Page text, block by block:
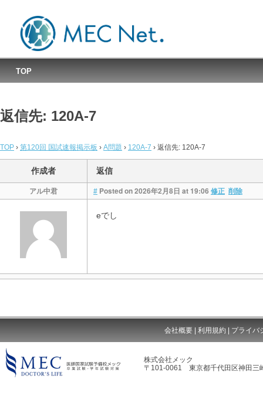
MEC国試速報掲示板
TOP
返信先: 120A-7
TOP › 第120回 国試速報掲示板 › A問題 › 120A-7 › 返信先: 120A-7
作成者 返信
アル中君 # Posted on 2026年2月8日 at 19:06 修正 削除
eでし
会社概要 | 利用規約 | プライバ
株式会社メック
〒101-0061 東京都千代田区神田三